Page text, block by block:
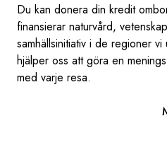
Du kan donera din kredit
finansierar naturvård,
samhällsinitiativ i de regioner
hjälper oss att göra en
med varje resa.